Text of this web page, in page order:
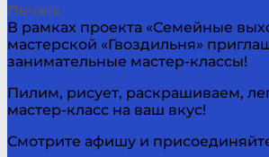
Печать
В рамках проекта «Семейные
мастерской «Гвоздильня»
занимательные мастер-классы!
Пилим, рисует, раскрашиваем,
мастер-класс на ваш вкус!
Смотрите афишу и